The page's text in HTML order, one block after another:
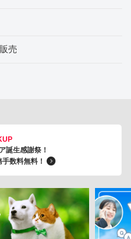
売
誕生感謝祭！
手数料無料！